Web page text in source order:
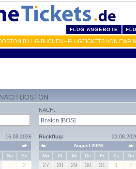
FLUG ANGEBOTE
BILLIG BUCHEN - FLUGTICKETS VON EWR
BOSTON
16.08.2026
Sa So
1
2
NACH:
Rückflug:
August 2026
Mo
Di Mi Do Fr Sa So
27 28 29 30 31 1
2